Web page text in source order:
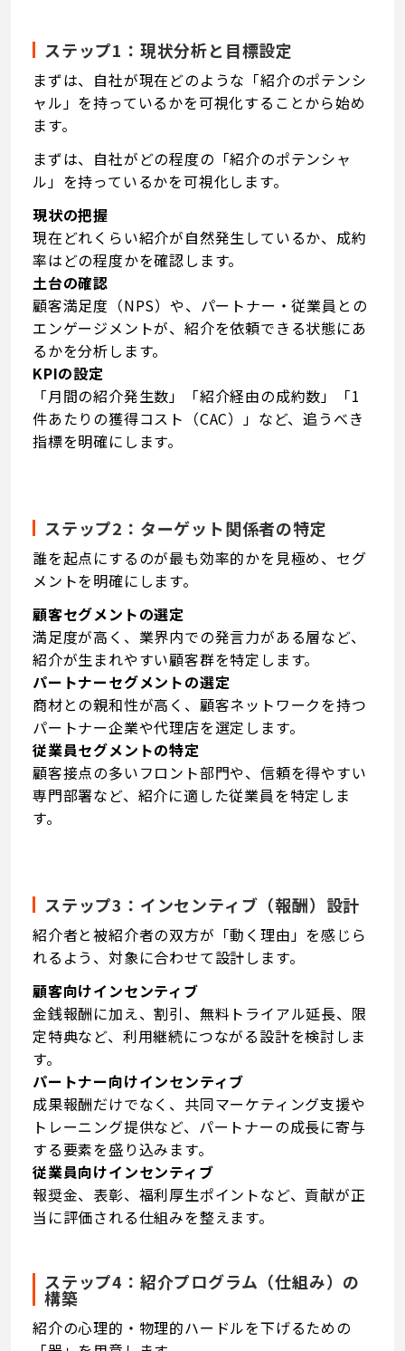
ステップ1：現状分析と目標設定
まずは、自社が現在どのような「紹介のポテンシ
ャル」を持っているかを可視化することから始め
ます。
まずは、自社がどの程度の「紹介のポテンシャ
ル」を持っているかを可視化します。
現状の把握
現在どれくらい紹介が自然発生しているか、成約
率はどの程度かを確認します。
土台の確認
顧客満足度（NPS）や、パートナー・従業員との
エンゲージメントが、紹介を依頼できる状態にあ
るかを分析します。
KPIの設定
「月間の紹介発生数」「紹介経由の成約数」「1
件あたりの獲得コスト（CAC）」など、追うべき
指標を明確にします。
ステップ2：ターゲット関係者の特定
誰を起点にするのが最も効率的かを見極め、セグ
メントを明確にします。
顧客セグメントの選定
満足度が高く、業界内での発言力がある層など、
紹介が生まれやすい顧客群を特定します。
パートナーセグメントの選定
商材との親和性が高く、顧客ネットワークを持つ
パートナー企業や代理店を選定します。
従業員セグメントの特定
顧客接点の多いフロント部門や、信頼を得やすい
専門部署など、紹介に適した従業員を特定しま
す。
ステップ3：インセンティブ（報酬）設計
紹介者と被紹介者の双方が「動く理由」を感じら
れるよう、対象に合わせて設計します。
顧客向けインセンティブ
金銭報酬に加え、割引、無料トライアル延長、限
定特典など、利用継続につながる設計を検討しま
す。
パートナー向けインセンティブ
成果報酬だけでなく、共同マーケティング支援や
トレーニング提供など、パートナーの成長に寄与
する要素を盛り込みます。
従業員向けインセンティブ
報奨金、表彰、福利厚生ポイントなど、貢献が正
当に評価される仕組みを整えます。
ステップ4：紹介プログラム（仕組み）の
構築
紹介の心理的・物理的ハードルを下げるための